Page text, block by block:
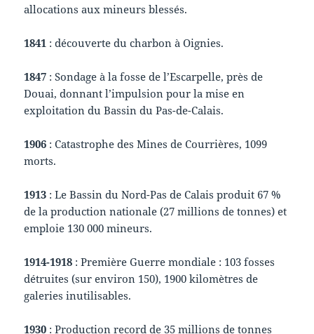
allocations aux mineurs blessés.
1841 : découverte du charbon à Oignies.
1847 : Sondage à la fosse de l’Escarpelle, près de
Douai, donnant l’impulsion pour la mise en
exploitation du Bassin du Pas-de-Calais.
1906 : Catastrophe des Mines de Courrières, 1099
morts.
1913 : Le Bassin du Nord-Pas de Calais produit 67 %
de la production nationale (27 millions de tonnes) et
emploie 130 000 mineurs.
1914-1918 : Première Guerre mondiale : 103 fosses
détruites (sur environ 150), 1900 kilomètres de
galeries inutilisables.
1930 : Production record de 35 millions de tonnes